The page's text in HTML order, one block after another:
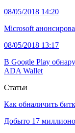
08/05/2018 14:20
Microsoft
08/05/2018 13:17
В Google Play
ADA Wallet
Статьи
Как обналичить
Добыто 17